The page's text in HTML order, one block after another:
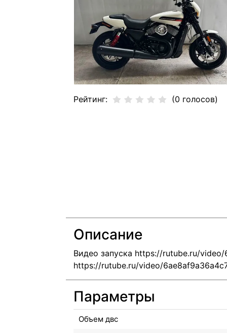
Рейтинг: (0 голосов)
Описание
Видео запуска https://rutube.ru/
Параметры
Объем двс